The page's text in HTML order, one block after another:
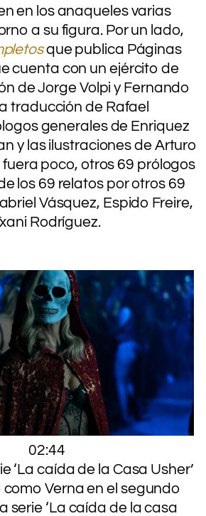
en los anaqueles varias
a su figura. Por un lado,
que publica Páginas
cuenta con un ejército de
de Jorge Volpi y Fernando
traducción de Rafael
generales de Enriquez
y las ilustraciones de Arturo
fuera poco, otros 69 prólogos
los 69 relatos por otros 69
Vásquez, Espido Freire,
Rodríguez.
02:44
‘La caída de la Casa Usher’
Verna en el segundo
serie ‘La caída de la casa